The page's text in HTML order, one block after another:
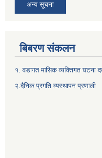
अन्य सूचना
बिबरण संकलन
१. वडागत मासिक व्यक्तिगत घटना
२.दैनिक प्रगति व्यस्थापन प्रणाली